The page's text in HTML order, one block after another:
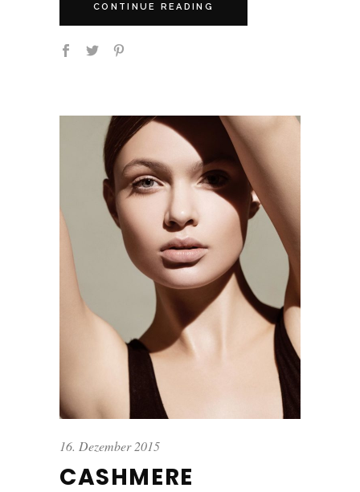
CONTINUE READING
16. Dezember 2015
CASHMERE